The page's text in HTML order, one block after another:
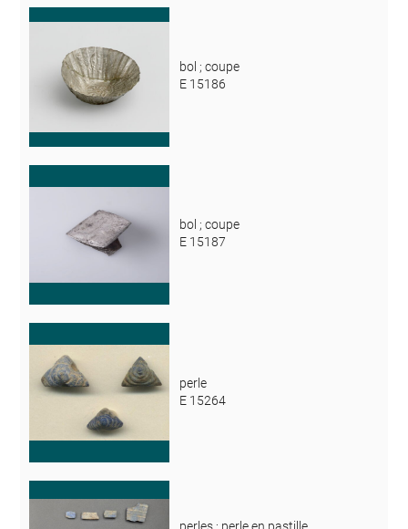
bol ; coupe
E 15186
bol ; coupe
E 15187
perle
E 15264